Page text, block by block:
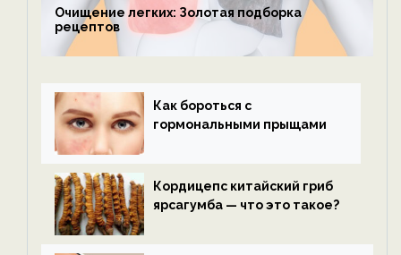
Очищение легких: Золотая подборка
рецептов
Как бороться с
гормональными прыщами
Кордицепс китайский гриб
ярсагумба — что это такое?